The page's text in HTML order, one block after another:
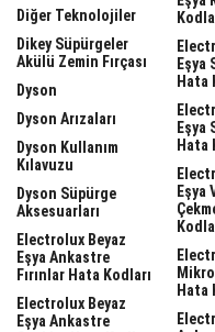
Diğer Teknolojiler
Dikey Süpürgeler
Akülü Zemin Fırçası
Dyson
Dyson Arızaları
Dyson Kullanım
Kılavuzu
Dyson Süpürge
Aksesuarları
Electrolux Beyaz
Eşya Ankastre
Fırınlar Hata Kodları
Electrolux Beyaz
Eşya Ankastre
Hata
Eşya
Hata
Eşya
Hata